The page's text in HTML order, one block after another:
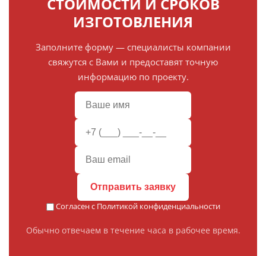
ИЗГОТОВЛЕНИЯ
Заполните форму — специалисты компании
свяжутся с Вами и предоставят точную
информацию по проекту.
Отправить заявку
Согласен с Политикой конфиденциальности
Обычно отвечаем в течение часа в рабочее время.